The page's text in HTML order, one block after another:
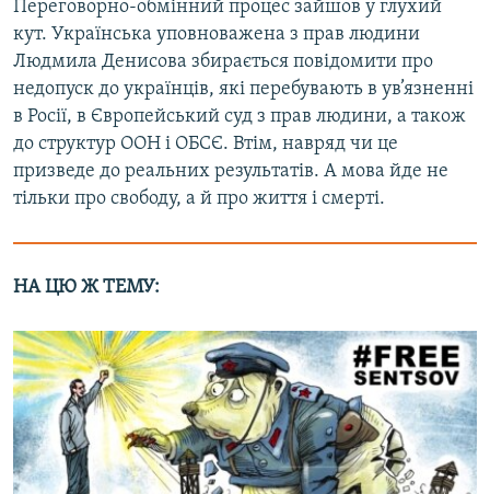
Переговорно-обмінний процес зайшов у глухий
кут. Українська уповноважена з прав людини
Людмила Денисова збирається повідомити про
недопуск до українців, які перебувають в ув’язненні
в Росії, в Європейський суд з прав людини, а також
до структур ООН і ОБСЄ. Втім, навряд чи це
призведе до реальних результатів. А мова йде не
тільки про свободу, а й про життя і смерті.
НА ЦЮ Ж ТЕМУ: